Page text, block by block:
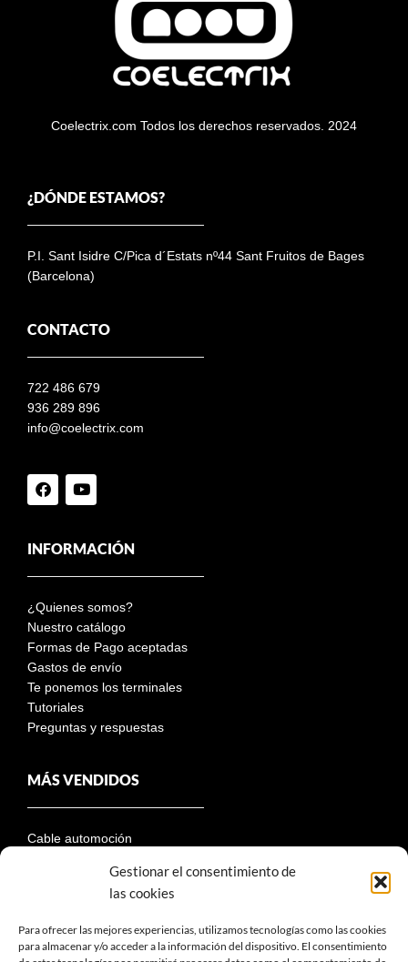
Gestionar el consentimiento de
las cookies
Para ofrecer las mejores experiencias, utilizamos tecnologías como las cookies
para almacenar y/o acceder a la información del dispositivo. El consentimiento
Coelectrix.com Todos los derechos reservados. 2024
¿DÓNDE ESTAMOS?
P.I. Sant Isidre C/Pica d´Estats nº44 Sant Fruitos de Bages
(Barcelona)
CONTACTO
722 486 679
936 289 896
info@coelectrix.com
INFORMACIÓN
¿Quienes somos?
Nuestro catálogo
Formas de Pago aceptadas
Gastos de envío
Te ponemos los terminales
Tutoriales
Preguntas y respuestas
MÁS VENDIDOS
Cable automoción
Descontadores de batería
Paneles solares